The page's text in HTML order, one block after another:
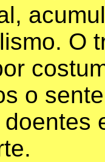
O
o